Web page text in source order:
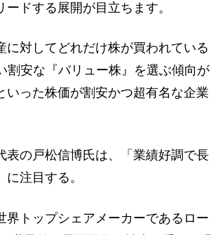
ドする展開が目立ちます。
対してどれだけ株が買われている
割安な『バリュー株』を選ぶ傾向が
った株価が割安かつ超有名な企業
の戸松信博氏は、「業績好調で長
注目する。
界トップシェアメーカーであるロー